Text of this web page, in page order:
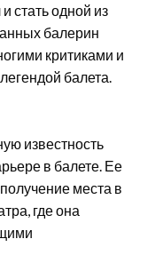
стать одной из
балерин
критиками и
балета.
известность
в балете. Ее
места в
где она